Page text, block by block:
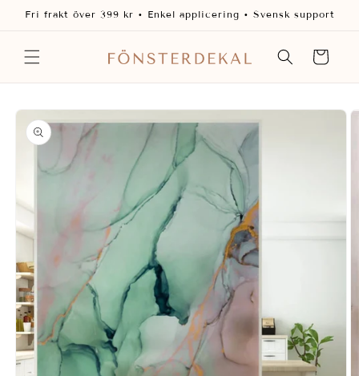
vidare
Fri frakt över 399 kr • Enkel applicering • Svensk support
Varukorg
vidare till